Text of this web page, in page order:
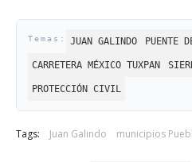
JUAN GALINDO PUENTE
CARRETERA MÉXICO TUXPAN
PROTECCIÓN CIVIL
Tags: Juan Galindo municipios